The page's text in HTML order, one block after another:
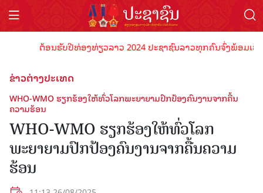
ຕ້ອນຮັບປີທ່ອງທ່ຽວລາວ 2024 ປະຊາຊົນລາວທຸກຄົນຈົ່ງພ້ອມເປັ
ຂ່າວຕ່າງປະເທດ
WHO-WMO ຮຽກຮ້ອງໃຫ້ທົ່ວໂລກພະຍາຍາມປົກປ້ອງຄົນງານຈາກຄື້ນ
ຄວາມຮ້ອນ
WHO-WMO ຮຽກຮ້ອງໃຫ້ທົ່ວໂລກ
ພະຍາຍາມປົກປ້ອງຄົນງານຈາກຄື້ນຄວາມ
ຮ້ອນ